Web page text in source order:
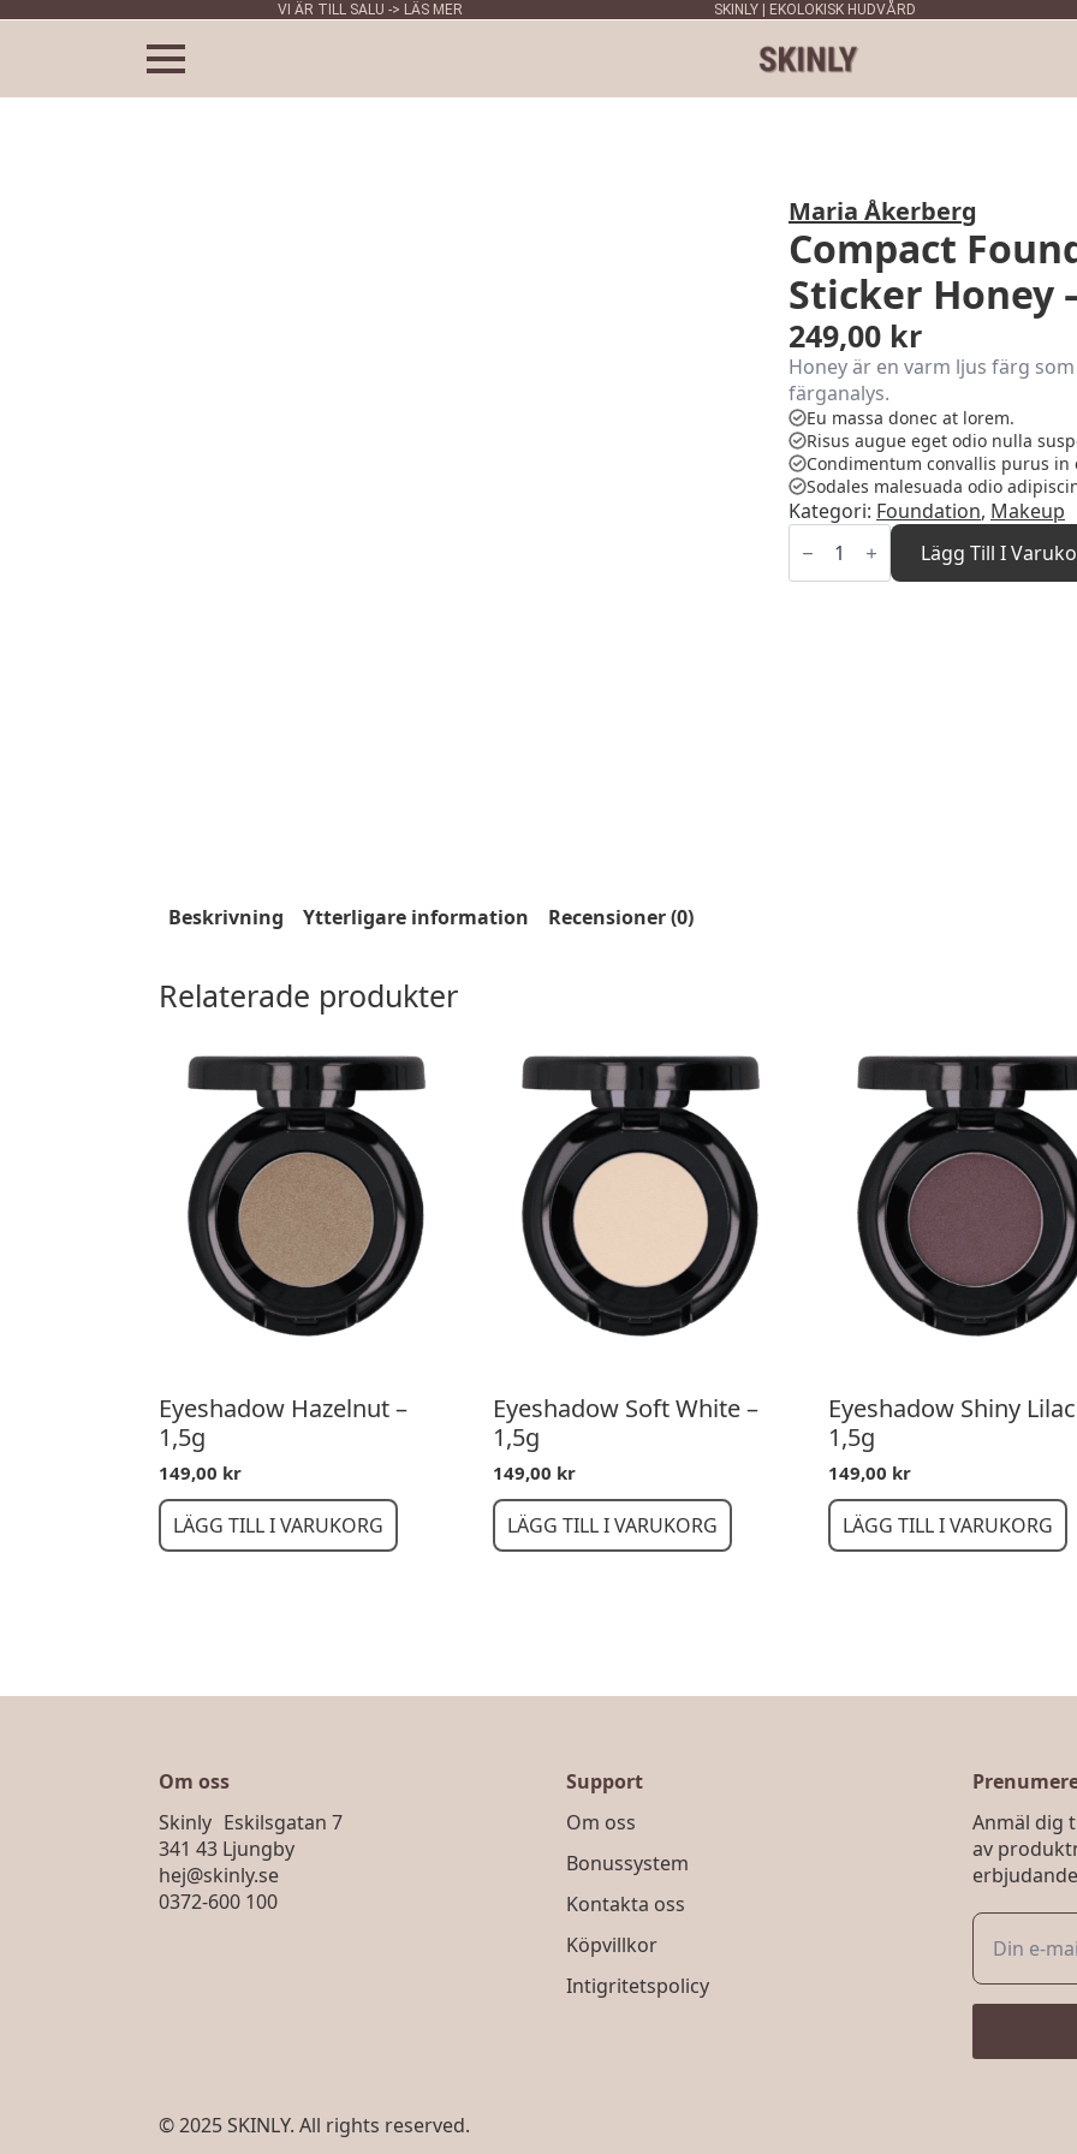
VI ÄR TILL SALU -> LÄS MER SKINLY | EKOLOKISK HUDVÅRD
Maria Åkerberg
Compact
Sticker Honey
249,00 kr
Honey är en varm ljus färg
färganalys.
Eu massa donec at lorem.
Risus augue eget odio nulla
Condimentum convallis purus in
Sodales malesuada odio
Kategori: Foundation, Makeup
Compact
Foundation
Sticker
Lägg Till I
Beskrivning Ytterligare information Recensioner (0)
Relaterade produkter
Eyeshadow Hazelnut –
1,5g
149,00 kr
LÄGG TILL I VARUKORG
Eyeshadow Soft White –
1,5g
149,00 kr
LÄGG TILL I VARUKORG
Eyeshadow Shiny
1,5g
149,00 kr
LÄGG TILL I VARUKORG
Om oss
Skinly Eskilsgatan 7
341 43 Ljungby
hej@skinly.se
0372-600 100
Support
Om oss
Bonussystem
Kontakta oss
Köpvillkor
Intigritetspolicy
Anmäl dig
av
© 2025 SKINLY. All rights reserved.